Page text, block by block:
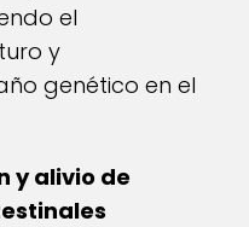
el
y
genético en el
y alivio de